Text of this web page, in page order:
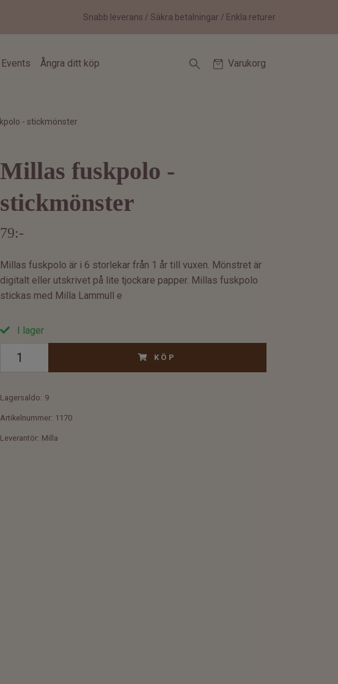
Snabb leverans / Säkra betalningar / Enkla returer
Events Ångra ditt köp Varukorg
- stickmönster
Millas fuskpolo -
stickmönster
79:-
Millas fuskpolo är i 6 storlekar från 1 år till vuxen. Mönstret är
digitalt eller utskrivet på lite tjockare papper. Millas fuskpolo
stickas med Milla Lammull e
I lager
KÖP
Lagersaldo: 9
Artikelnummer: 1170
Leverantör: Milla